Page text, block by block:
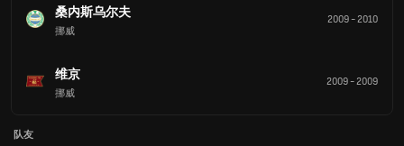
桑内斯乌尔夫
挪威
2009-2010
维京
挪威
2009-2009
队友